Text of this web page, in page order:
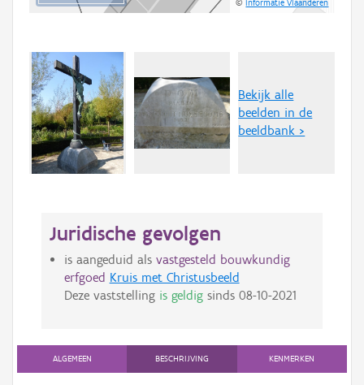
©Informatie Vlaanderen
Bekijk alle
beelden in de
beeldbank >
Juridische gevolgen
is aangeduid als vastgesteld bouwkundig
erfgoed Kruis met Christusbeeld
Deze vaststelling is geldigsinds 08-10-2021
ALGEMEEN BESCHRIJVING KENMERKEN